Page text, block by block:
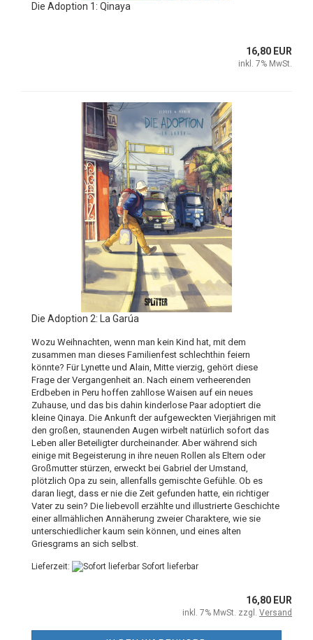
Die Adoption 1: Qinaya
16,80 EUR
inkl. 7% MwSt.
Die Adoption 2: La Garúa
Wozu Weihnachten, wenn man kein Kind hat, mit dem
zusammen man dieses Familienfest schlechthin feiern
könnte? Für Lynette und Alain, Mitte vierzig, gehört diese
Frage der Vergangenheit an. Nach einem verheerenden
Erdbeben in Peru hoffen zahllose Waisen auf ein neues
Zuhause, und das bis dahin kinderlose Paar adoptiert die
kleine Qinaya. Die Ankunft der aufgeweckten Vierjährigen mit
den großen, staunenden Augen wirbelt natürlich sofort das
Leben aller Beteiligter durcheinander. Aber während sich
einige mit Begeisterung in ihre neuen Rollen als Eltern oder
Großmutter stürzen, erweckt bei Gabriel der Umstand,
plötzlich Opa zu sein, allenfalls gemischte Gefühle. Ob es
daran liegt, dass er nie die Zeit gefunden hatte, ein richtiger
Vater zu sein? Die liebevoll erzählte und illustrierte Geschichte
einer allmählichen Annäherung zweier Charaktere, wie sie
unterschiedlicher kaum sein können, und eines alten
Griesgrams an sich selbst.
Lieferzeit: Sofort lieferbar
16,80 EUR
inkl. 7% MwSt. zzgl. Versand